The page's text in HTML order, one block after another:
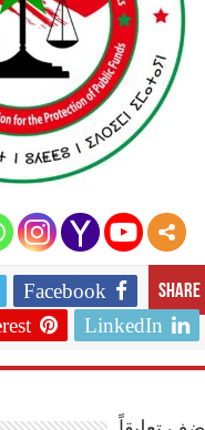
Share
Facebook
LinkedIn